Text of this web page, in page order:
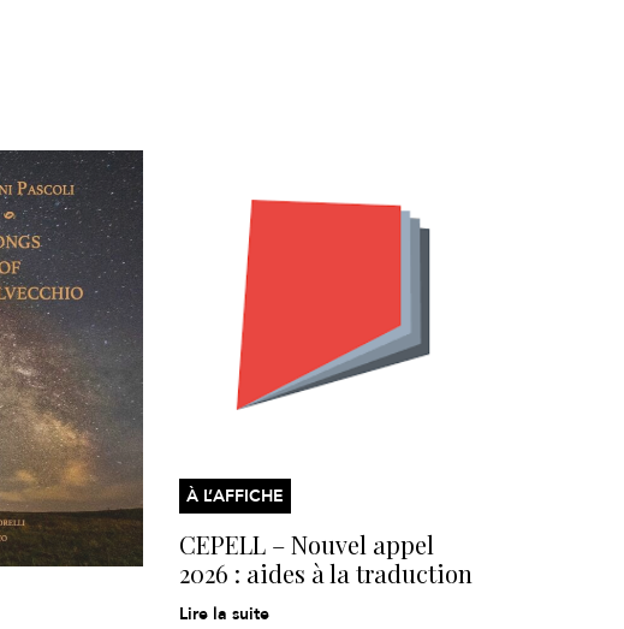
À L’AFFICHE
CEPELL – Nouvel appel
2026 : aides à la traduction
Lire la suite